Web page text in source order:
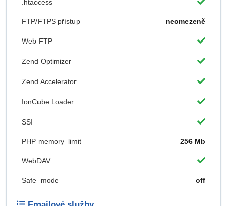
.htaccess
FTP/FTPS přístup neomezeně
Web FTP
Zend Optimizer
Zend Accelerator
IonCube Loader
SSI
PHP memory_limit 256 Mb
WebDAV
Safe_mode off